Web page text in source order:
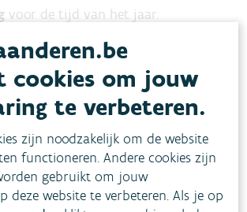
voor de tijd van het jaar.
vertoonde:
meetlocaties lage tot zeer lage
grondwaterstanden;
tot zeer hoge grondwaterstanden.
cookies om jouw
te verbeteren.
zijn noodzakelijk om de website
functioneren. Andere cookies zijn
gebruikt om jouw
deze website te verbeteren. Als je op